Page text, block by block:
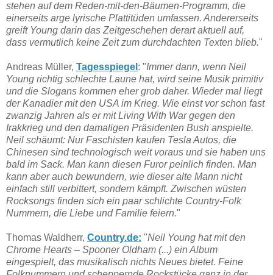
stehen auf dem Reden-mit-den-Bäumen-Programm, die
einerseits arge lyrische Plattitüden umfassen. Andererseits
greift Young darin das Zeitgeschehen derart aktuell auf,
dass vermutlich keine Zeit zum durchdachten Texten blieb."
Andreas Müller, Tagesspiegel : "Immer dann, wenn Neil
Young richtig schlechte Laune hat, wird seine Musik primitiv
und die Slogans kommen eher grob daher. Wieder mal liegt
der Kanadier mit den USA im Krieg. Wie einst vor schon fast
zwanzig Jahren als er mit Living With War gegen den
Irakkrieg und den damaligen Präsidenten Bush anspielte.
Neil schäumt: Nur Faschisten kaufen Tesla Autos, die
Chinesen sind technologisch weit voraus und sie haben uns
bald im Sack. Man kann diesen Furor peinlich finden. Man
kann aber auch bewundern, wie dieser alte Mann nicht
einfach still verbittert, sondern kämpft. Zwischen wüsten
Rocksongs finden sich ein paar schlichte Country-Folk
Nummern, die Liebe und Familie feiern."
Thomas Waldherr, Country.de: "Neil Young hat mit den
Chrome Hearts – Spooner Oldham (...) ein Album
eingespielt, das musikalisch nichts Neues bietet. Feine